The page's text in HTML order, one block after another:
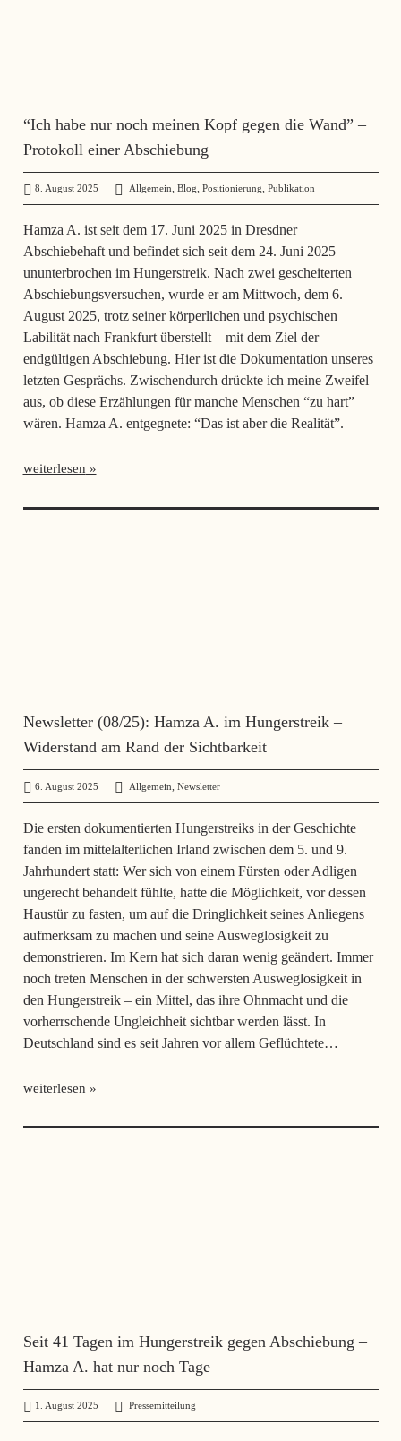
“Ich habe nur noch meinen Kopf gegen die Wand” –
Protokoll einer Abschiebung
8. August 2025 administrator
Allgemein, Blog, Positionierung, Publikation
Hamza A. ist seit dem 17. Juni 2025 in Dresdner
Abschiebehaft und befindet sich seit dem 24. Juni 2025
ununterbrochen im Hungerstreik. Nach zwei gescheiterten
Abschiebungsversuchen, wurde er am Mittwoch, dem 6.
August 2025, trotz seiner körperlichen und psychischen
Labilität nach Frankfurt überstellt – mit dem Ziel der
endgültigen Abschiebung. Hier ist die Dokumentation unseres
letzten Gesprächs. Zwischendurch drückte ich meine Zweifel
aus, ob diese Erzählungen für manche Menschen “zu hart”
wären. Hamza A. entgegnete: “Das ist aber die Realität”.
weiterlesen
Newsletter (08/25): Hamza A. im Hungerstreik –
Widerstand am Rand der Sichtbarkeit
6. August 2025 administrator
Allgemein, Newsletter
Die ersten dokumentierten Hungerstreiks in der Geschichte
fanden im mittelalterlichen Irland zwischen dem 5. und 9.
Jahrhundert statt: Wer sich von einem Fürsten oder Adligen
ungerecht behandelt fühlte, hatte die Möglichkeit, vor dessen
Haustür zu fasten, um auf die Dringlichkeit seines Anliegens
aufmerksam zu machen und seine Ausweglosigkeit zu
demonstrieren. Im Kern hat sich daran wenig geändert. Immer
noch treten Menschen in der schwersten Ausweglosigkeit in
den Hungerstreik – ein Mittel, das ihre Ohnmacht und die
vorherrschende Ungleichheit sichtbar werden lässt. In
Deutschland sind es seit Jahren vor allem Geflüchtete…
weiterlesen
Seit 41 Tagen im Hungerstreik gegen Abschiebung –
Hamza A. hat nur noch Tage
1. August 2025 administrator
Pressemitteilung